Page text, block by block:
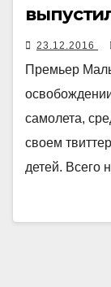
23.12.2016
Премьер
самолета,
своем
детей. Всего